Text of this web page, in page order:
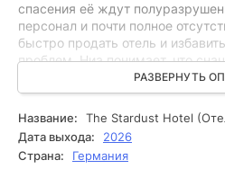
спасения её ждут
персонал и почти полное
быстро продать отель и
проблем, Ниа понимает, что
заведению былую славу.
консьержем Адамом она
гостиницу, сталкиваясь с
космическими гостями и
которые постепенно усложняют
планы.
РАЗВЕРНУТЬ
Название:
The Stardust Hotel
Дата выхода:
2026
Страна:
Германия